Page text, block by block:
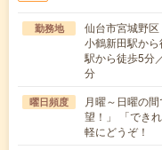
勤務地
仙台市宮城野区
小鶴新田駅か
駅から徒歩5分
分
曜日頻度
月曜～日曜の
望！」 「でき
軽にどうぞ！